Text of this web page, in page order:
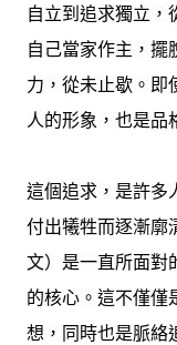
自立到追求獨立，
自己當家作主，擺
力，從未止歇。即
人的形象，也是品
這個追求，是許多
付出犧牲而逐漸廓
文）是一直所面對
的核心。這不僅僅
想，同時也是脈絡